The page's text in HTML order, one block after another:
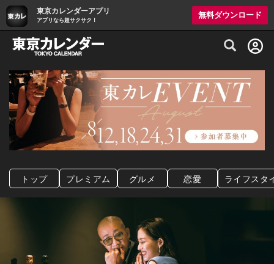
東京カレンダーアプリ
アプリなら超サクサク！
無料ダウンロード
グルメ情報・プレミアムレストラン予約
トップ プレミアム グルメ 恋愛 ライフスタ